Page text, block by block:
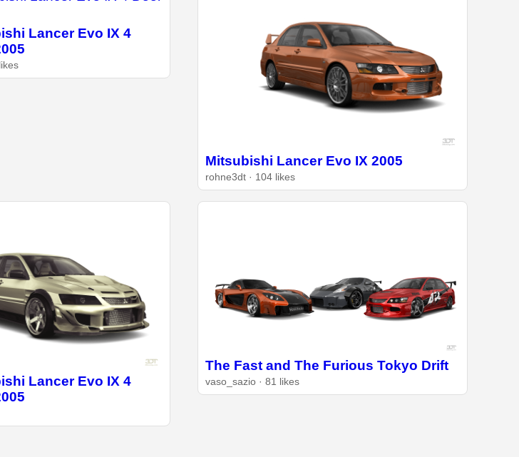
Lancer Evo IX 4
Mitsubishi Lancer Evo IX 2005
rohne3dt · 104 likes
Lancer Evo IX 4
The Fast and The Furious Tokyo Drift
vaso_sazio · 81 likes